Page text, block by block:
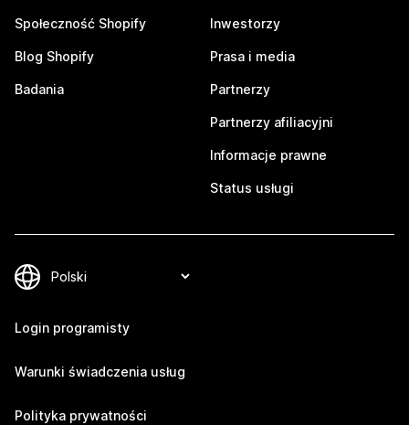
Społeczność Shopify
Blog Shopify
Badania
Inwestorzy
Prasa i media
Partnerzy
Partnerzy afiliacyjni
Informacje prawne
Status usługi
Login programisty
Warunki świadczenia usług
Polityka prywatności